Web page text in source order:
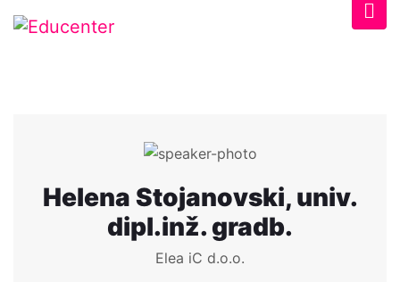
Helena Stojanovski, univ.
dipl.inž. gradb.
Elea iC d.o.o.